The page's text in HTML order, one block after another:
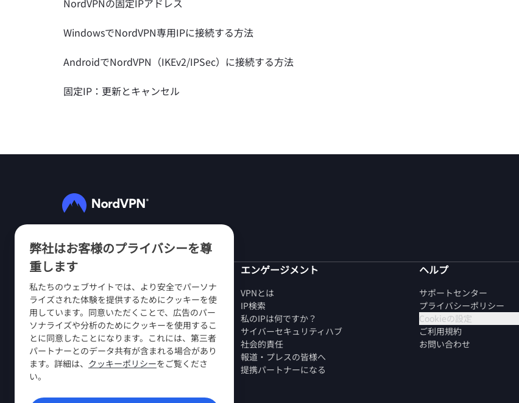
弊社はお客様のプライバシーを尊
重します
私たちのウェブサイトでは、より安全でパーソナ
ライズされた体験を提供するためにクッキーを使
用しています。同意いただくことで、広告のパー
ソナライズや分析のためにクッキーを使用するこ
とに同意したことになります。これには、第三者
パートナーとのデータ共有が含まれる場合があり
ます。詳細は、 クッキーポリシーをご覧くださ
い。
NordVPNの固定IPアドレス
WindowsでNordVPN専用IPに接続する方法
AndroidでNordVPN（IKEv2/IPSec）に接続する方法
固定IP：更新とキャンセル
NordVPN
当社について
採用情報
VPN無料トライアル
VPNルーター
第三者によるレビュー
学生・社員割引
購入先
プレスルーム
エンゲージメント
VPNとは
IP検索
私のIPは何ですか？
サイバーセキュリティハブ
社会的責任
報道・プレスの皆様へ
提携パートナーになる
ヘルプ
サポートセンター
プライバシーポリシー
Cookieの設定
ご利用規約
お問い合わせ